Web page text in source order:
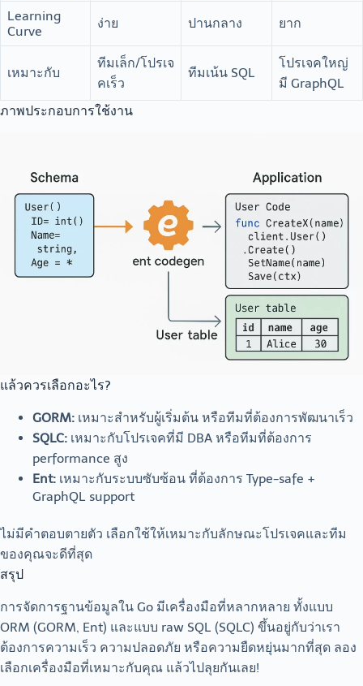
Learning
Curve
ง่าย ปานกลาง ยาก
เหมาะกับ
ทีมเล็ก/โปรเจ
คเร็ว
ทีมเน้น SQL
โปรเจคใหญ่
มี GraphQL
ภาพประกอบการใช้งาน
แล้วควรเลือกอะไร?
GORM: เหมาะสำหรับผู้เริ่มต้น หรือทีมที่ต้องการพัฒนาเร็ว
SQLC: เหมาะกับโปรเจคที่มี DBA หรือทีมที่ต้องการ
performance สูง
Ent: เหมาะกับระบบซับซ้อน ที่ต้องการ Type-safe +
GraphQL support
ไม่มีคำตอบตายตัว เลือกใช้ให้เหมาะกับลักษณะโปรเจคและทีม
ของคุณจะดีที่สุด
สรุป
การจัดการฐานข้อมูลใน Go มีเครื่องมือที่หลากหลาย ทั้งแบบ
ORM (GORM, Ent) และแบบ raw SQL (SQLC) ขึ้นอยู่กับว่าเรา
ต้องการความเร็ว ความปลอดภัย หรือความยืดหยุ่นมากที่สุด ลอง
เลือกเครื่องมือที่เหมาะกับคุณ แล้วไปลุยกันเลย!